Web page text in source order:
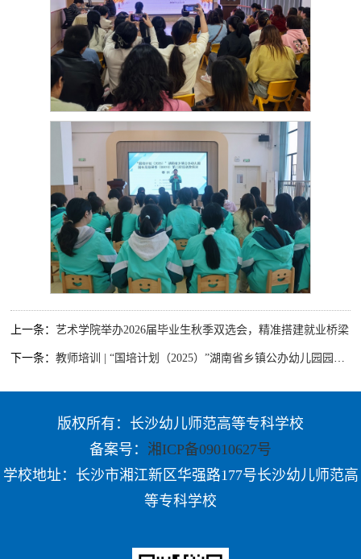
上一条：艺术学院举办2026届毕业生秋季双选会，精准搭建就业桥梁
下一条：教师培训 | “国培计划（2025）”湖南省乡镇公办幼儿园园长高级研修班（D0010）第一阶段集中培训顺利举行
版权所有：长沙幼儿师范高等专科学校
备案号： 湘ICP备09010627号
学校地址：长沙市湘江新区华强路177号长沙幼儿师范高
等专科学校